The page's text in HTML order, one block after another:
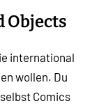
Objects
international
wollen. Du
Comics